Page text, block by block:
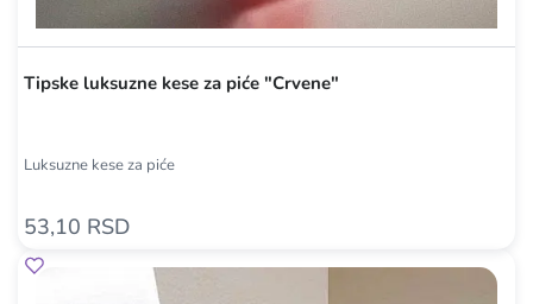
Tipske luksuzne kese za piće "Crvene"
Luksuzne kese za piće
53,10 RSD